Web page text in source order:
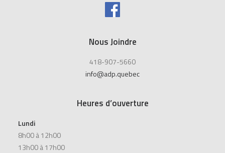
Nous Joindre
418-907-5660
info@adp.quebec
Heures d’ouverture
Lundi
8h00 à 12h00
13h00 à 17h00